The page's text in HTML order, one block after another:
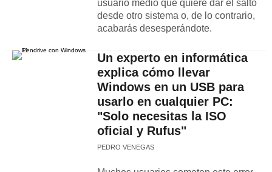
usuario medio que quiere dar el salto
desde otro sistema o, de lo contrario,
acabarás desesperándote.
Un experto en informática
explica cómo llevar
Windows en un USB para
usarlo en cualquier PC:
"Solo necesitas la ISO
oficial y Rufus"
PEDRO VENEGAS